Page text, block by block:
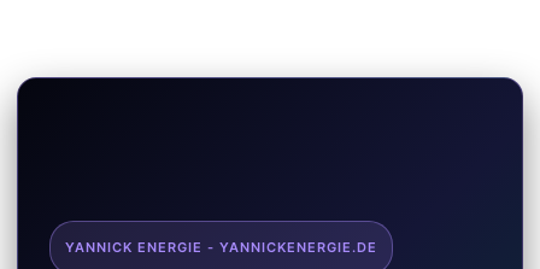
YANNICK ENERGIE - YANNICKENERGIE.DE